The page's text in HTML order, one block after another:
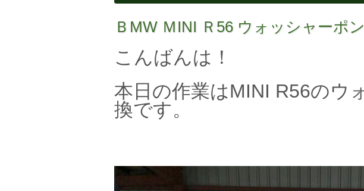
ＢMW ＭINI Ｒ56 ウォッシャーポ
こんばんは！
本日の作業はMINI R56のウ
換です。